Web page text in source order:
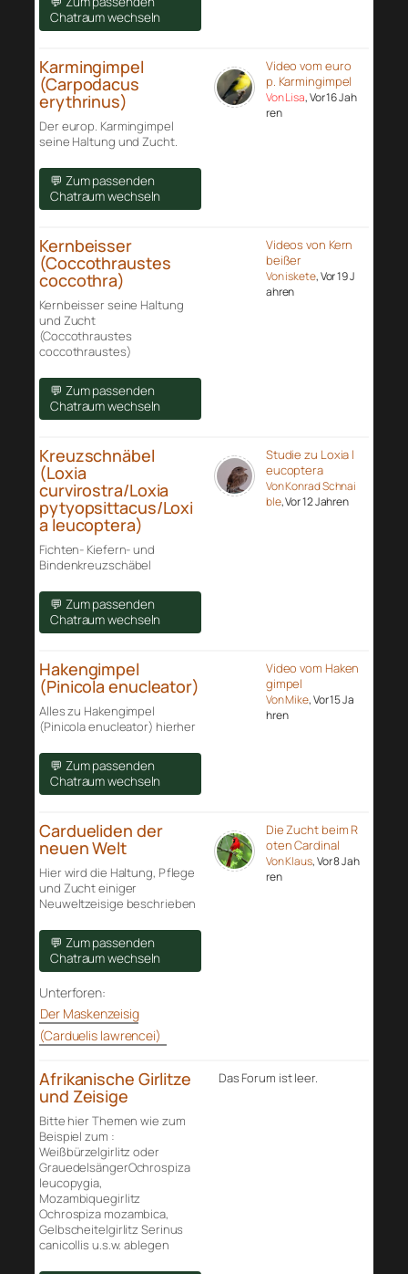
Chatraum wechseln
Karmingimpel
(Carpodacus
erythrinus)
Der europ. Karmingimpel
seine Haltung und Zucht.
💬 Zum passenden
Chatraum wechseln
Video vom euro
p. Karmingimpel
Von Lisa, Vor 16 Jah
ren
Kernbeisser
(Coccothraustes
coccothra)
Kernbeisser seine Haltung
und Zucht
(Coccothraustes
coccothraustes)
💬 Zum passenden
Chatraum wechseln
Videos von Kern
beißer
Von iskete, Vor 19 J
ahren
Kreuzschnäbel
(Loxia
curvirostra/Loxia
pytyopsittacus/Loxi
a leucoptera)
Fichten- Kiefern- und
Bindenkreuzschäbel
💬 Zum passenden
Chatraum wechseln
Studie zu Loxia l
eucoptera
Von Konrad Schnai
ble, Vor 12 Jahren
Hakengimpel
(Pinicola enucleator)
Alles zu Hakengimpel
(Pinicola enucleator) hierher
💬 Zum passenden
Chatraum wechseln
Video vom Haken
gimpel
Von Mike, Vor 15 Ja
hren
Cardueliden der
neuen Welt
Hier wird die Haltung, Pflege
und Zucht einiger
Neuweltzeisige beschrieben
💬 Zum passenden
Chatraum wechseln
Unterforen:
Der Maskenzeisig
(Carduelis lawrencei)
Die Zucht beim R
oten Cardinal
Von Klaus, Vor 8 Jah
ren
Afrikanische Girlitze
und Zeisige
Bitte hier Themen wie zum
Beispiel zum :
Weißbürzelgirlitz oder
GrauedelsängerOchrospiza
leucopygia,
Mozambiquegirlitz
Ochrospiza mozambica,
Gelbscheitelgirlitz Serinus
canicollis u.s.w. ablegen
Das Forum ist leer.